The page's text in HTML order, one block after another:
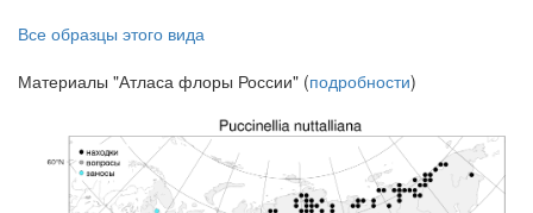
Все образцы этого вида
Материалы "Атласа флоры России" (подробности)